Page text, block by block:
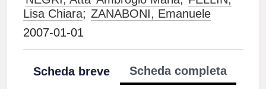
Lisa Chiara; ZANABONI, Emanuele
2007-01-01
Scheda breve
Scheda completa